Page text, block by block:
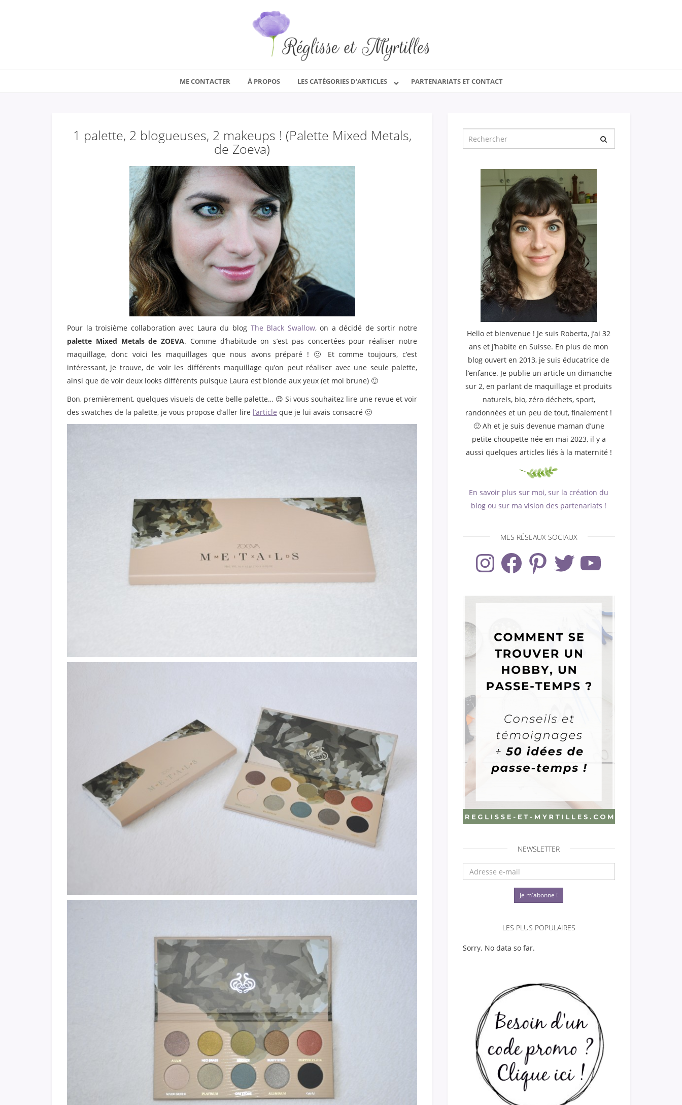
ME CONTACTER À PROPOS LES CATÉGORIES D’ARTICLES PARTENARIATS ET CONTACT
1 palette, 2 blogueuses, 2 makeups ! (Palette Mixed Metals,
de Zoeva)
Pour la troisième collaboration avec Laura du blog The Black Swallow, on a décidé de sortir notre
palette Mixed Metals de ZOEVA. Comme d’habitude on s’est pas concertées pour réaliser notre
maquillage, donc voici les maquillages que nous avons préparé ! 🙂 Et comme toujours, c’est
intéressant, je trouve, de voir les différents maquillage qu’on peut réaliser avec une seule palette,
ainsi que de voir deux looks différents puisque Laura est blonde aux yeux (et moi brune) 🙂
Bon, premièrement, quelques visuels de cette belle palette… 😉 Si vous souhaitez lire une revue et voir
des swatches de la palette, je vous propose d’aller lire l’article que je lui avais consacré 🙂
pour
:
Hello et bienvenue ! Je suis Roberta, j’ai 32
ans et j’habite en Suisse. En plus de mon
blog ouvert en 2013, je suis éducatrice de
l’enfance. Je publie un article un dimanche
sur 2, en parlant de maquillage et produits
naturels, bio, zéro déchets, sport,
randonnées et un peu de tout, finalement !
🙂 Ah et je suis devenue maman d’une
petite choupette née en mai 2023, il y a
aussi quelques articles liés à la maternité !
En savoir plus sur moi, sur la création du
blog ou sur ma vision des partenariats !
MES RÉSEAUX SOCIAUX
InstagramFacebook PinterestTwitter YouTube
NEWSLETTER
Je m'abonne !
LES PLUS POPULAIRES
Sorry. No data so far.